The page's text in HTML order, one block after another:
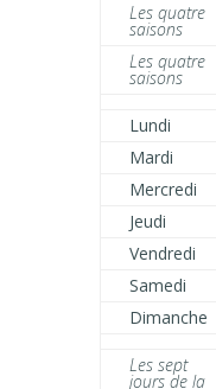
Les quatre
saisons
Les quatre
saisons
Lundi
Mardi
Mercredi
Jeudi
Vendredi
Samedi
Dimanche
Les sept
jours de la